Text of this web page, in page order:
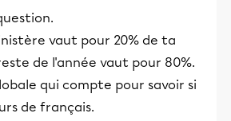
vaut pour 20% de ta
de l'année vaut pour 80%.
qui compte pour savoir si
de français.